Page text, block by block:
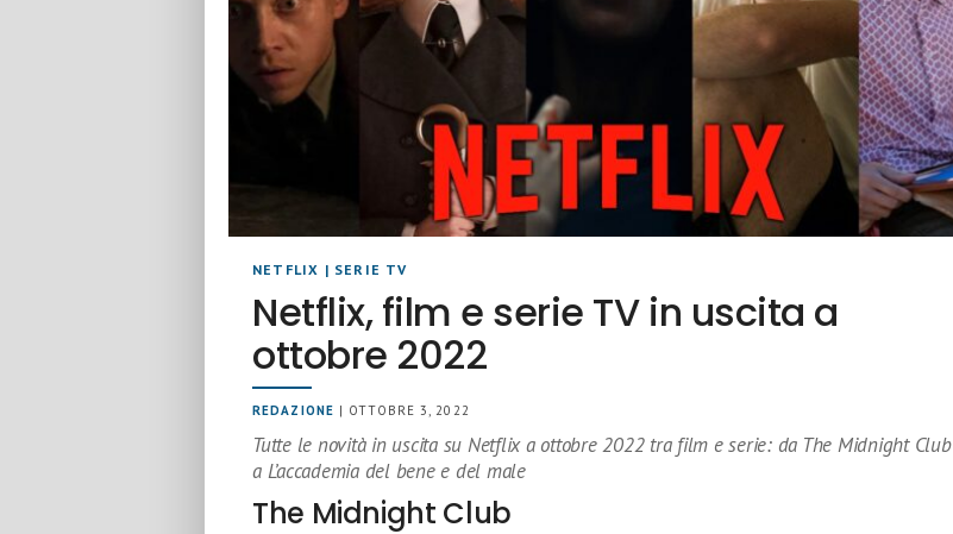
NETFLIX | SERIE TV
Netflix, film e serie TV in uscita a
ottobre 2022
REDAZIONE | OTTOBRE 3, 2022
Tutte le novità in uscita su Netflix a ottobre 2022 tra film e serie: da The Midnight Club
a L’accademia del bene e del male
The Midnight Club